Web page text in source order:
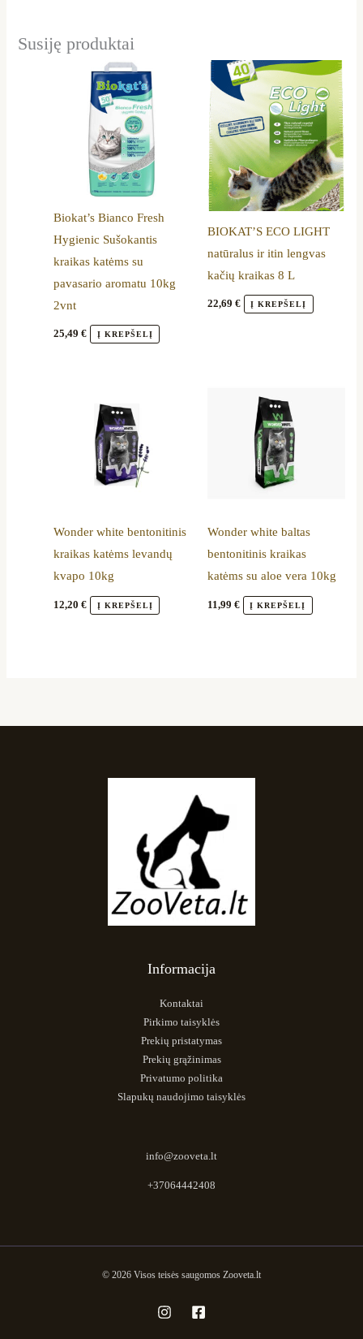
Susiję produktai
Biokat’s Bianco Fresh
Hygienic Sušokantis
kraikas katėms su
pavasario aromatu 10kg
2vnt
25,49€ Į KREPŠELĮ
BIOKAT’S ECO LIGHT
natūralus ir itin lengvas
kačių kraikas 8 L
22,69 € Į KREPŠELĮ
Wonder white bentonitinis
kraikas katėms levandų
kvapo 10kg
12,20€ Į KREPŠELĮ
Wonder white baltas
bentonitinis kraikas
katėms su aloe vera 10kg
11,99 € Į KREPŠELĮ
Informacija
Kontaktai
Pirkimo taisyklės
Prekių pristatymas
Prekių grąžinimas
Privatumo politika
Slapukų naudojimo taisyklės
info@zooveta.lt
+37064442408
© 2026 Visos teisės saugomos Zooveta.lt